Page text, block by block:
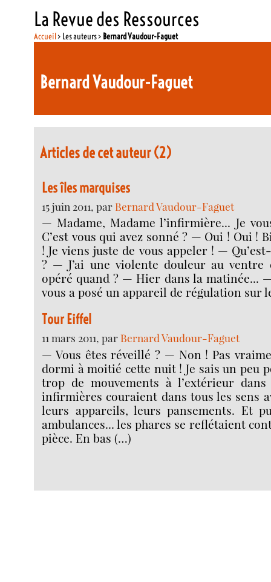
La Revue des Ressources
Accueil> Les auteurs > Bernard Vaudour-Faguet
Bernard Vaudour-Faguet
Articles de cet auteur (2)
Les îles marquises
15 juin 2011, par Bernard Vaudour-Faguet
— Madame, Madame l’infirmière... Je
C’est vous qui avez sonné ? — Oui ! Oui !
! Je viens juste de vous appeler ! —
? — J’ai une violente douleur au
opéré quand ? — Hier dans la matinée... —
vous a posé un appareil de régulation sur
Tour Eiffel
11 mars 2011, par Bernard Vaudour-Faguet
— Vous êtes réveillé ? — Non ! Pas
dormi à moitié cette nuit ! Je sais un peu
trop de mouvements à l’extérieur
infirmières couraient dans tous les sens
leurs appareils, leurs pansements. Et
ambulances... les phares se reflétaient
pièce. En bas (…)